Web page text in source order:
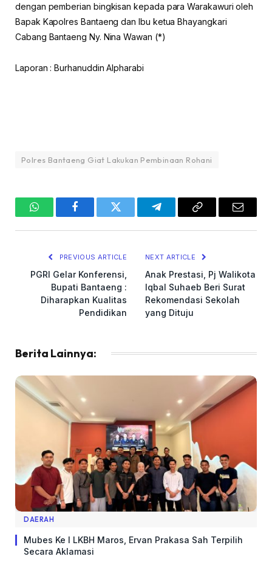
dengan pemberian bingkisan kepada para Warakawuri oleh
Bapak Kapolres Bantaeng dan Ibu ketua Bhayangkari
Cabang Bantaeng Ny. Nina Wawan (*)
Laporan : Burhanuddin Alpharabi
Polres Bantaeng Giat Lakukan Pembinaan Rohani
WhatsAppFacebookTwitter TelegramCopy
Email
PREVIOUS ARTICLE
PGRI Gelar Konferensi,
Bupati Bantaeng :
Diharapkan Kualitas
Pendidikan
NEXT ARTICLE
Anak Prestasi, Pj Walikota
Iqbal Suhaeb Beri Surat
Rekomendasi Sekolah
yang Dituju
Berita Lainnya:
DAERAH
Mubes Ke I LKBH Maros, Ervan Prakasa Sah Terpilih
Secara Aklamasi